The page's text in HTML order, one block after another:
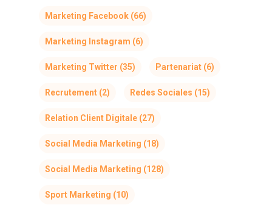
Marketing Facebook (66)
Marketing Instagram (6)
Marketing Twitter (35) Partenariat (6)
Recrutement (2) Redes Sociales (15)
Relation Client Digitale (27)
Social Media Marketing (18)
Social Media Marketing (128)
Sport Marketing (10)